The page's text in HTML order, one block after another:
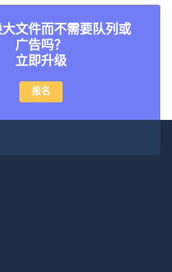
文件而不需要队列或
广告吗？
立即升级
报名